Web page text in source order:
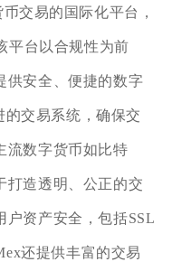
交易的国际化平台，
平台以合规性为前
供安全、便捷的数字
交易系统，确保交
流数字货币如比特
打造透明、公正的交
户资产安全，包括SSL
还提供丰富的交易